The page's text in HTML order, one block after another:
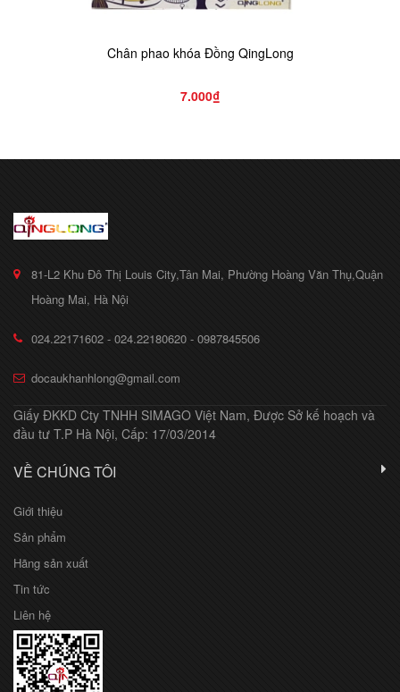
Chân phao khóa Đồng QingLong
7.000₫
81-L2 Khu Đô Thị Louis City,Tân Mai, Phường Hoàng Văn Thụ,Quận
Hoàng Mai, Hà Nội
024.22171602 - 024.22180620 - 0987845506
docaukhanhlong@gmail.com
Giấy ĐKKD Cty TNHH SIMAGO Việt Nam, Được Sở kế hoạch và
đầu tư T.P Hà Nội, Cấp: 17/03/2014
VỀ CHÚNG TÔI
Giới thiệu
Sản phẩm
Hãng sản xuất
Tin tức
Liên hệ